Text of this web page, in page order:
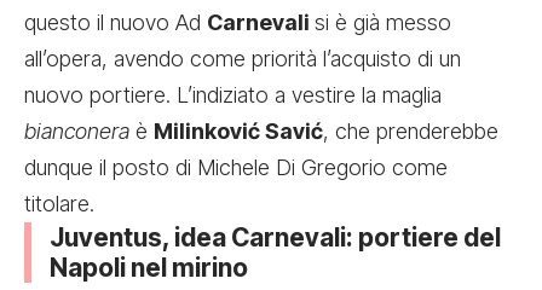
questo il nuovo Ad Carnevali si è già messo
all’opera, avendo come priorità l’acquisto di un
nuovo portiere. L’indiziato a vestire la maglia
bianconera è Milinković Savić, che prenderebbe
dunque il posto di Michele Di Gregorio come
titolare.
Juventus, idea Carnevali: portiere del
Napoli nel mirino